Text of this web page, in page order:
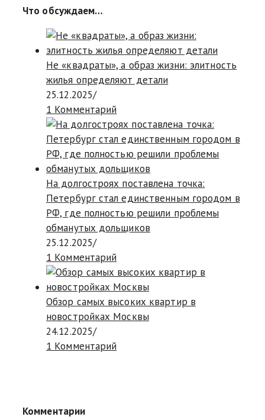
Что обсуждаем…
Не «квадраты», а образ жизни: элитность
жилья определяют детали
25.12.2025/
1 Комментарий
На долгостроях поставлена точка:
Петербург стал единственным городом в
РФ, где полностью решили проблемы
обманутых дольщиков
25.12.2025/
1 Комментарий
Обзор самых высоких квартир в
новостройках Москвы
24.12.2025/
1 Комментарий
Комментарии